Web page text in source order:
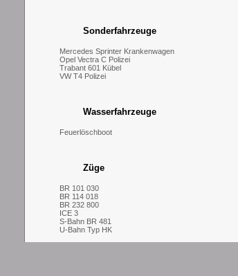
Sonderfahrzeuge
Mercedes Sprinter Krankenwagen
Opel Vectra C Polizei
Trabant 601 Kübel
VW T4 Polizei
Wasserfahrzeuge
Feuerlöschboot
Züge
BR 101 030
BR 114 018
BR 232 800
ICE 3
S-Bahn BR 481
U-Bahn Typ HK